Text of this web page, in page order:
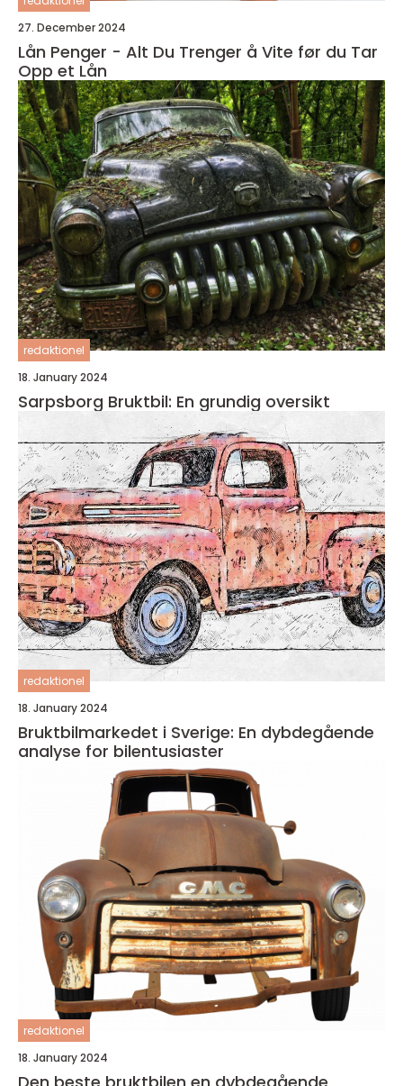
27. December 2024
Lån Penger - Alt Du Trenger å Vite før du Tar
Opp et Lån
redaktionel
18. January 2024
Sarpsborg Bruktbil: En grundig oversikt
redaktionel
18. January 2024
Bruktbilmarkedet i Sverige: En dybdegående
analyse for bilentusiaster
redaktionel
18. January 2024